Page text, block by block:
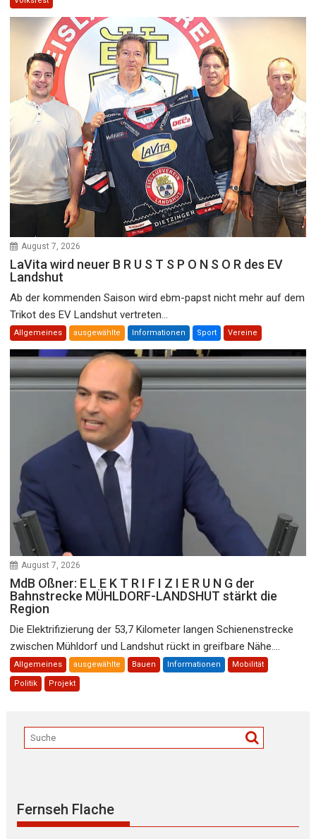
August 7, 2026
LaVita wird neuer B R U S T S P O N S O R des EV
Landshut
Ab der kommenden Saison wird ebm-papst nicht mehr auf dem
Trikot des EV Landshut vertreten...
Allgemeines ausgewählte Informationen Sport Vereine
August 7, 2026
MdB Oßner: E L E K T R I F I Z I E R U N G der
Bahnstrecke MÜHLDORF-LANDSHUT stärkt die
Region
Die Elektrifizierung der 53,7 Kilometer langen Schienenstrecke
zwischen Mühldorf und Landshut rückt in greifbare Nähe....
Allgemeines ausgewählte Bauen Informationen Mobilität
Politik Projekt
Fernseh Flache